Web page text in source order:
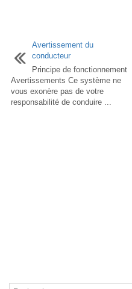
Avertissement du
conducteur
Principe de fonctionnement
Avertissements Ce système ne
vous exonère pas de votre
responsabilité de conduire ...